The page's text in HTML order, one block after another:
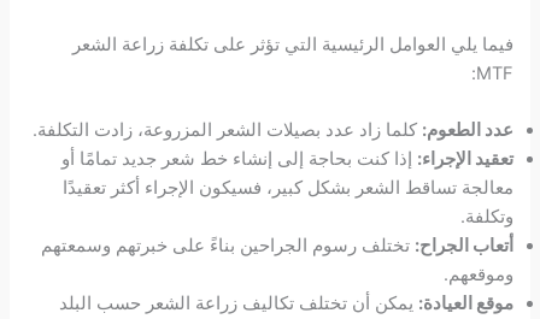
فيما يلي العوامل الرئيسية التي تؤثر على تكلفة زراعة الشعر
MTF:
عدد الطعوم: كلما زاد عدد بصيلات الشعر المزروعة، زادت التكلفة.
تعقيد الإجراء: إذا كنت بحاجة إلى إنشاء خط شعر جديد تمامًا أو
معالجة تساقط الشعر بشكل كبير، فسيكون الإجراء أكثر تعقيدًا
وتكلفة.
أتعاب الجراح: تختلف رسوم الجراحين بناءً على خبرتهم وسمعتهم
وموقعهم.
موقع العيادة: يمكن أن تختلف تكاليف زراعة الشعر حسب البلد